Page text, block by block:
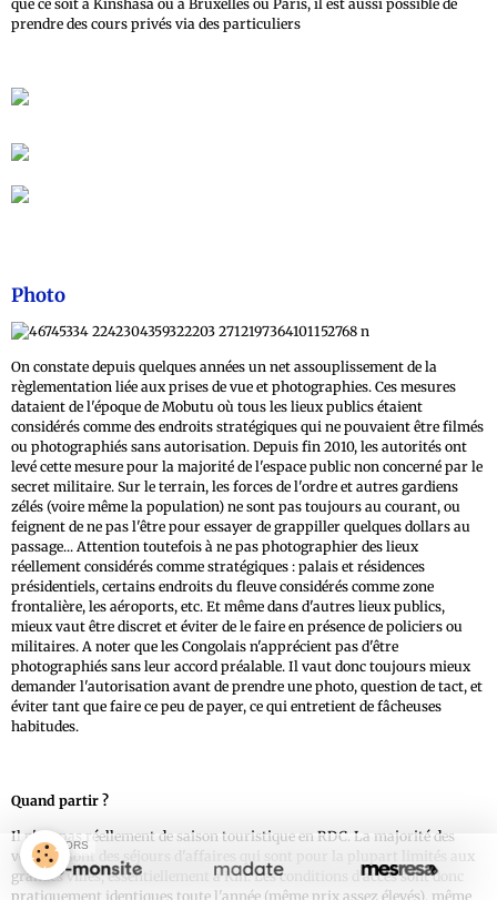
que ce soit à Kinshasa ou à Bruxelles ou Paris, il est aussi possible de
prendre des cours privés via des particuliers
Photo
On constate depuis quelques années un net assouplissement de la
règlementation liée aux prises de vue et photographies. Ces mesures
dataient de l'époque de Mobutu où tous les lieux publics étaient
considérés comme des endroits stratégiques qui ne pouvaient être filmés
ou photographiés sans autorisation. Depuis fin 2010, les autorités ont
levé cette mesure pour la majorité de l'espace public non concerné par le
secret militaire. Sur le terrain, les forces de l'ordre et autres gardiens
zélés (voire même la population) ne sont pas toujours au courant, ou
feignent de ne pas l'être pour essayer de grappiller quelques dollars au
passage... Attention toutefois à ne pas photographier des lieux
réellement considérés comme stratégiques : palais et résidences
présidentiels, certains endroits du fleuve considérés comme zone
frontalière, les aéroports, etc. Et même dans d'autres lieux publics,
mieux vaut être discret et éviter de le faire en présence de policiers ou
militaires. A noter que les Congolais n'apprécient pas d'être
photographiés sans leur accord préalable. Il vaut donc toujours mieux
demander l'autorisation avant de prendre une photo, question de tact, et
éviter tant que faire ce peu de payer, ce qui entretient de fâcheuses
habitudes.
Quand partir ?
Il n'y a pas réellement de saison touristique en RDC. La majorité des
voyages sont des séjours d'affaires qui sont pour la plupart limités aux
grandes villes, essentiellement à Kin. Les conditions d'accès sont donc
pratiquement identiques toute l'année (même prix assez élevés), même
SPONSORS